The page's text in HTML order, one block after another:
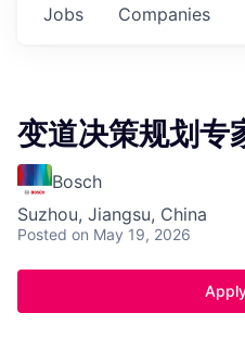
Jobs Companies
变道决策规划专
Bosch
Suzhou, Jiangsu, China
Posted on May 19, 2026